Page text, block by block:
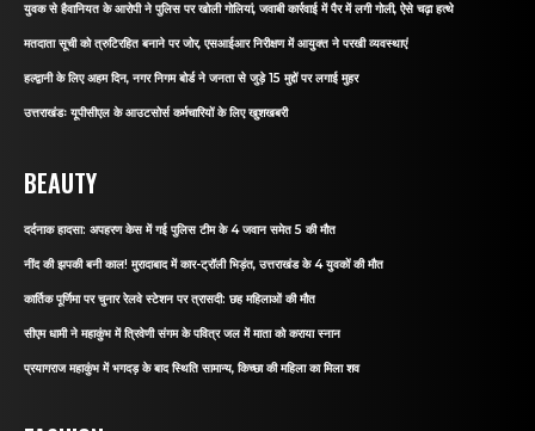
युवक से हैवानियत के आरोपी ने पुलिस पर खोली गोलियां, जवाबी कार्रवाई में पैर में लगी गोली, ऐसे चढ़ा हत्थे
मतदाता सूची को त्रुटिरहित बनाने पर जोर, एसआईआर निरीक्षण में आयुक्त ने परखी व्यवस्थाएं
हल्द्वानी के लिए अहम दिन, नगर निगम बोर्ड ने जनता से जुड़े 15 मुद्दों पर लगाई मुहर
उत्तराखंडः यूपीसीएल के आउटसोर्स कर्मचारियों के लिए खुशखबरी
BEAUTY
दर्दनाक हादसा: अपहरण केस में गई पुलिस टीम के 4 जवान समेत 5 की मौत
नींद की झपकी बनी काल! मुरादाबाद में कार-ट्रॉली भिड़ंत, उत्तराखंड के 4 युवकों की मौत
कार्तिक पूर्णिमा पर चुनार रेलवे स्टेशन पर त्रासदी: छह महिलाओं की मौत
सीएम धामी ने महाकुंभ में त्रिवेणी संगम के पवित्र जल में माता को कराया स्नान
प्रयागराज महाकुंभ में भगदड़ के बाद स्थिति सामान्य, किच्छा की महिला का मिला शव